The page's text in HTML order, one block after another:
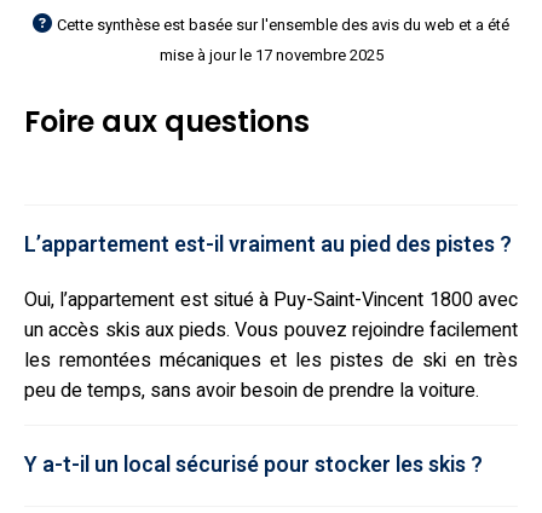
Cette synthèse est basée sur l'ensemble des avis du web et a été
mise à jour le 17 novembre 2025
Foire aux questions
L’appartement est-il vraiment au pied des pistes ?
Oui, l’appartement est situé à Puy-Saint-Vincent 1800 avec
un accès skis aux pieds. Vous pouvez rejoindre facilement
les remontées mécaniques et les pistes de ski en très
peu de temps, sans avoir besoin de prendre la voiture.
Y a-t-il un local sécurisé pour stocker les skis ?